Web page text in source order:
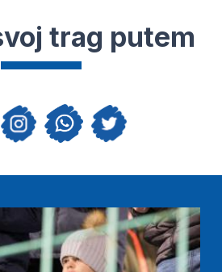
trag putem